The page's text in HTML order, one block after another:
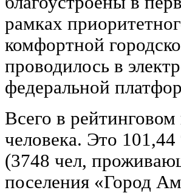
рамках
комфортной
проводилось в
федеральной
Всего в
человека. Это 101,44
(3748 чел,
поселения «Город